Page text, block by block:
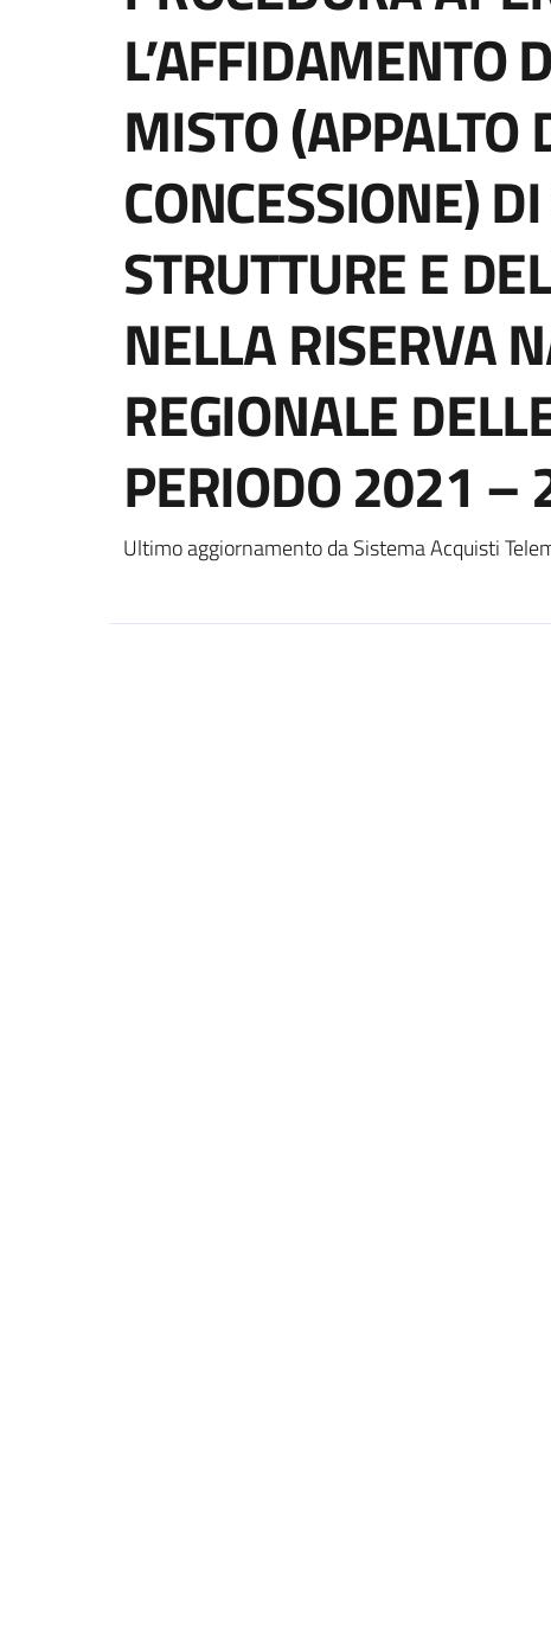
L’AFFIDAMENTO
MISTO (APPALTO
CONCESSIONE)
STRUTTURE E
NELLA RISERVA
REGIONALE
PERIODO 2021 –
Ultimo aggiornamento da Sistema Acquisti